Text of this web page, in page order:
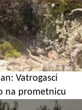
Vatrogasci
na prometnicu